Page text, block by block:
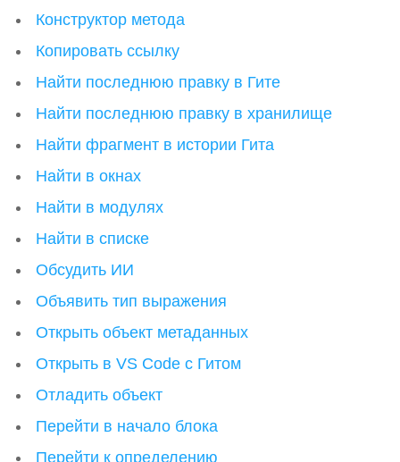
Конструктор метода
Копировать ссылку
Найти последнюю правку в Гите
Найти последнюю правку в хранилище
Найти фрагмент в истории Гита
Найти в окнах
Найти в модулях
Найти в списке
Обсудить ИИ
Объявить тип выражения
Открыть объект метаданных
Открыть в VS Code с Гитом
Отладить объект
Перейти в начало блока
Перейти к определению